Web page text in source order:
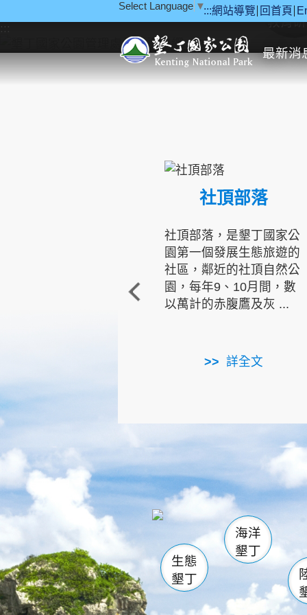
:::網站導覽 回首頁
Select Language ▼
最新消
::: 教育
社頂部落
社頂部落，是墾丁國家公
園第一個發展生態旅遊的
社區，鄰近的社頂自然公
園，每年9、10月間，數
以萬計的赤腹鷹及灰 ...
詳全文
龜山 海生館
恆春
龍鑾潭自
瓊麻館
關山
白砂
生態
墾丁
海洋
墾丁